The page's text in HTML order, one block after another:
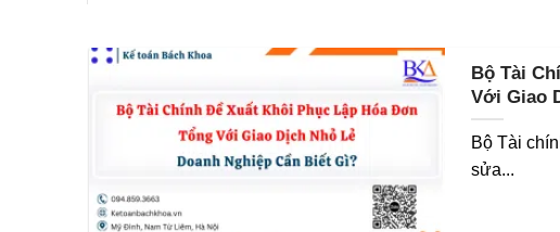
Bộ Tài
Với Giao
Bộ Tài
sửa...